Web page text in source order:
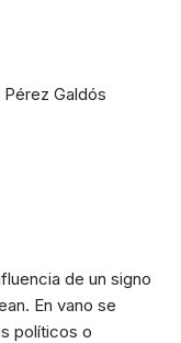
Galdós
de un signo
En vano se
políticos o